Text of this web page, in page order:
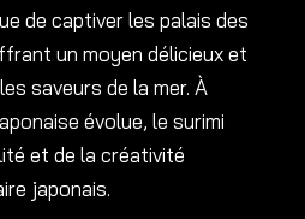
de captiver les palais des
un moyen délicieux et
saveurs de la mer. À
évolue, le surimi
et de la créativité
japonais.